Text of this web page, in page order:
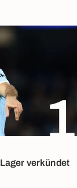
1
verkündet